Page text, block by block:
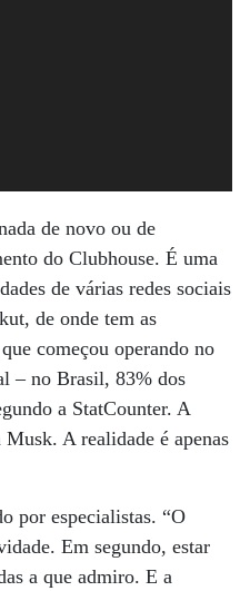
de novo ou de
do Clubhouse. É uma
de várias redes sociais
de onde tem as
começou operando no
– no Brasil, 83% dos
a StatCounter. A
A realidade é apenas
por especialistas. “O
Em segundo, estar
a que admiro. E a